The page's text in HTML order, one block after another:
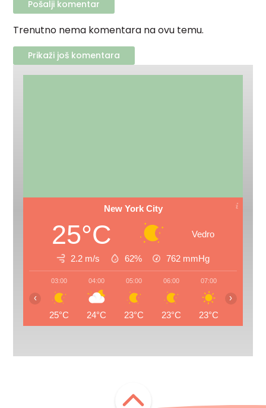
Trenutno nema komentara na ovu temu.
Prikaži još komentara
New York City
25°C Vedro
2.2 m/s 62% 762 mmHg
03:00
25°C
04:00
24°C
05:00
23°C
06:00
23°C
07:00
23°C
‹ ›